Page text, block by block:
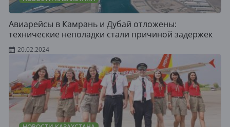
Авиарейсы в Камрань и Дубай отложены:
технические неполадки стали причиной задержек
20.02.2024